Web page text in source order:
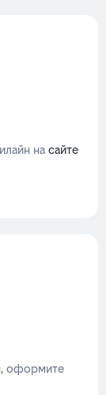
на сайте
оформите